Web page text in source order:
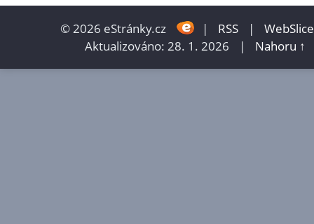
© 2026 eStránky.cz | RSS |
WebSlice
Aktualizováno: 28. 1. 2026
| Nahoru ↑